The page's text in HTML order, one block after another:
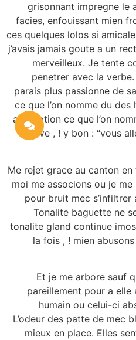
grisonnant impregne le
facies, enfouissant mien
ces quelques lolos si
j’avais jamais goute a un
merveilleux. Je tente
penetrer avec la verbe.
parais plus passionne de
ce que l’on nomme du des
absorption ce que l’on
leve , ! y bon : “vous
Me rejet grace au canton
moi me associons ou je
pour bruit mec s’infiltrer
Tonalite baguette ne
tonalite gland continue
la fois , ! mien
Et je me arbore sauf
pareillement pour a elle
humain ou celui-ci
L’odeur des patte de mec
mieux en place. Elles